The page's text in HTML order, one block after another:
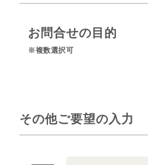
お問合せの目的
※複数選択可
その他ご要望の入力